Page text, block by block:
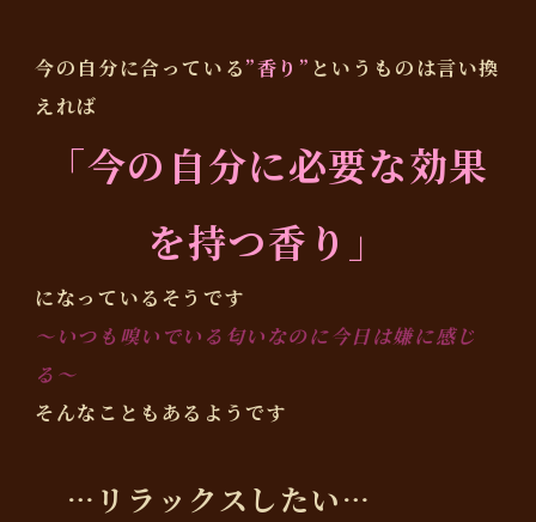
今の自分に合っている”香り” というものは言い換
えれば
「今の自分に必要な効果
を持つ香り」
になっているそうです
〜いつも嗅いでいる匂いなのに今日は嫌に感じ
る〜
そんなこともあるようです
…リラックスしたい…